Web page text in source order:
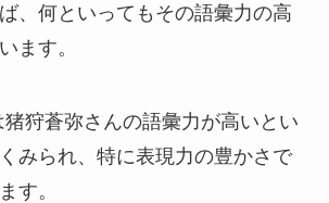
、何といってもその語彙力の高
ます。
狩蒼弥さんの語彙力が高いとい
みられ、特に表現力の豊かさで
す。